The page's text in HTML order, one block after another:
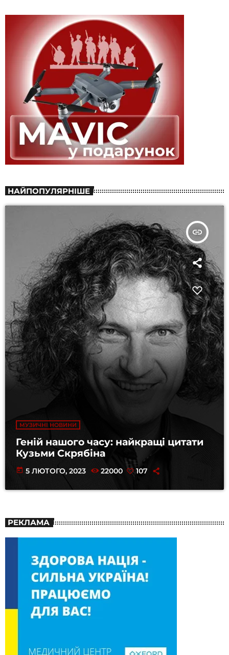
НАЙПОПУЛЯРНІШЕ
insert_link
МУЗИЧНІ НОВИНИ
Геній нашого часу: найкращі цитати
Кузьми Скрябіна
today 5 ЛЮТОГО, 2023 22000 107
РЕКЛАМА